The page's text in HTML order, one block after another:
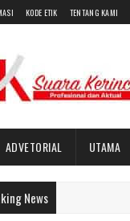
KODE ETIK TENTANG KAMI
ADVETORIAL UTAMA
News